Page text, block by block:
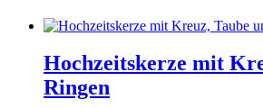
Hochzeitskerze mit
Ringen